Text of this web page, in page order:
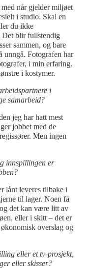
når gjelder miljøet
i studio. Skal en
du ikke
Det blir fullstendig
sammen, og bare
unngå. Fotografen har
i min erfaring.
i kostymer.
i
samarbeid?
jeg har hatt mest
jobbet med de
Men ingen
innspillingen er
lånt leveres tilbake i
til lager. Noen få
det kan være litt av
eller i skitt – det er
overslag og
eller et tv-prosjekt,
eller skisser?